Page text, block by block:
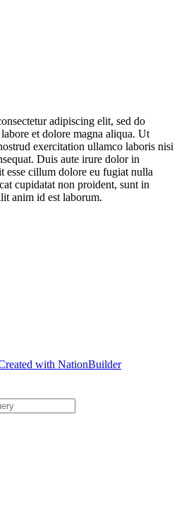
adipiscing elit, sed do
et dolore magna aliqua. Ut
exercitation ullamco laboris nisi
Duis aute irure dolor in
esse cillum dolore eu fugiat nulla
cupidatat non proident, sunt in
anim id est laborum.